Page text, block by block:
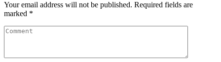
Your email address will not be published. Required fields are
marked *